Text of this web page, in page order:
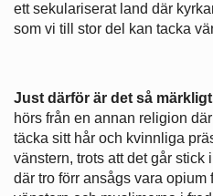
ett sekulariserat land där
som vi till stor del kan tacka
Just därför är det så
hörs från en annan religion
täcka sitt hår och kvinnliga
vänstern, trots att det går stick
där tro förr ansågs vara opium